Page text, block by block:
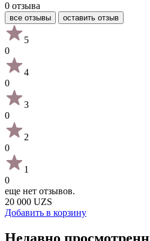
0 отзыва
все отзывы оставить отзыв
5
0
4
0
3
0
2
0
1
0
еще нет отзывов.
20 000 UZS
Добавить в корзину